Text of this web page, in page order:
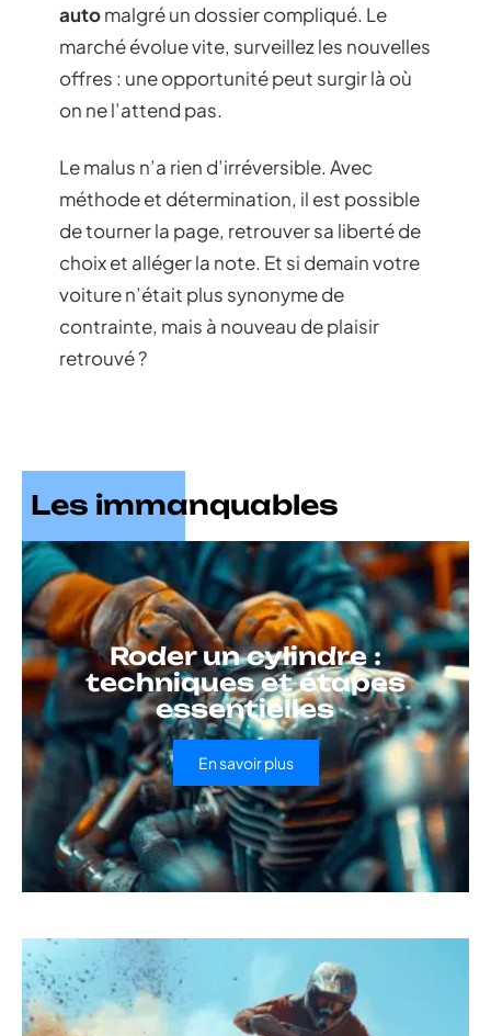
automalgré un dossier compliqué. Le
marché évolue vite, surveillez les nouvelles
offres : une opportunité peut surgir là où
on ne l’attend pas.
Le malus n’a rien d’irréversible. Avec
méthode et détermination, il est possible
de tourner la page, retrouver sa liberté de
choix et alléger la note. Et si demain votre
voiture n’était plus synonyme de
contrainte, mais à nouveau de plaisir
retrouvé ?
Les immanquables
Roder un cylindre :
techniques et étapes
essentielles
En savoir plus